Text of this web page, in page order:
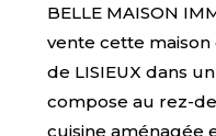
BELLE MAISON
vente cette maison
de LISIEUX dans
compose au rez-
cuisine aménagée